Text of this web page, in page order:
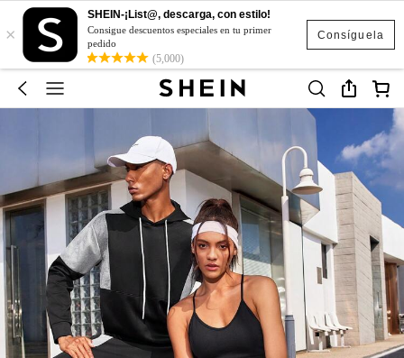
Consíguela
×
SHEIN-¡List@, descarga, con estilo!
Consigue descuentos especiales en tu primer
pedido
(5,000)